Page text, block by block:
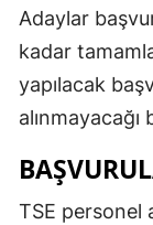
Adaylar
kadar
yapılacak
alınmayacağı
TSE personel